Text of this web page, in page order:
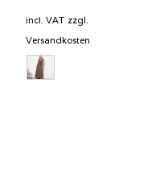
incl. VAT zzgl.
Versandkosten